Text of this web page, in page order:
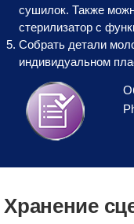
сушилок. Также
стерилизатор с
Собрать детали
индивидуальном
Хранение